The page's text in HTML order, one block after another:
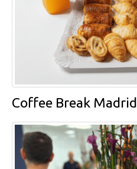
Coffee Break Madrid